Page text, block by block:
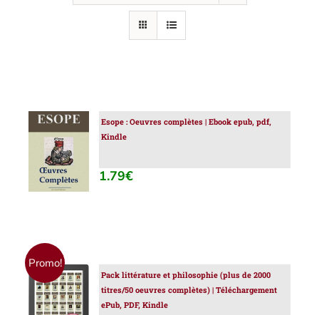
AJOUTER
AU
PANIER
/
DÉTAILS
Esope : Oeuvres complètes | Ebook epub, pdf,
Kindle
1.79€
Promo!
AJOUTER
AU
PANIER
Pack littérature et philosophie (plus de 2000
titres/50 oeuvres complètes) | Téléchargement
ePub, PDF, Kindle